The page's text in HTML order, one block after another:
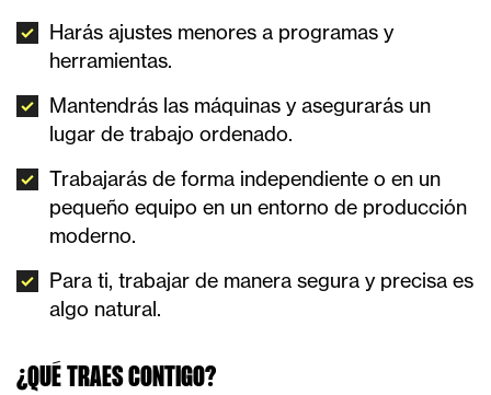
Harás ajustes menores a programas y
herramientas.
Mantendrás las máquinas y asegurarás un
lugar de trabajo ordenado.
Trabajarás de forma independiente o en un
pequeño equipo en un entorno de producción
moderno.
Para ti, trabajar de manera segura y precisa es
algo natural.
¿QUÉ TRAES CONTIGO?